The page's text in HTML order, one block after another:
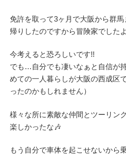
免許を取って3ヶ月で大阪から群
帰りしたのですから冒険家でした
今考えると恐ろしいです!!
でも…自分でも凄いなぁと自信が
めての一人暮らしが大阪の西成区
ったのかもしれません）
様々な所に素敵な仲間とツーリン
楽しかったな🎶
もう自分で車体を起こせないから